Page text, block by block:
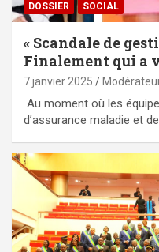
DOSSIER SOCIAL
« Scandale de
Finalement qui a
7 janvier 2025
Au moment où les
d’assurance maladie et